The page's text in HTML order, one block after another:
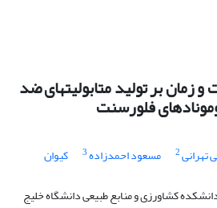
تأثیر انواع محیط کشت و زمان بر تولید متابولیت‎های ضد
فلورسنت
2 مسعود احمدزاده3 کیوان
کشاورزی و منابع طبیعی دانشگاه خلیج